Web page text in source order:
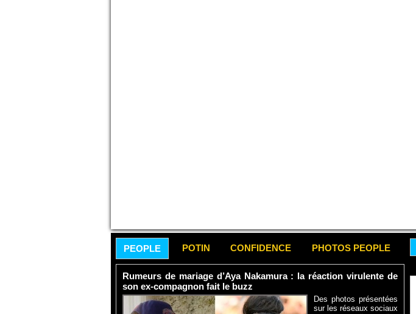
PEOPLE POTIN CONFIDENCE PHOTOS PEOPLE
Rumeurs de mariage d’Aya Nakamura : la réaction virulente de
son ex-compagnon fait le buzz
Des photos présentées
sur les réseaux sociaux